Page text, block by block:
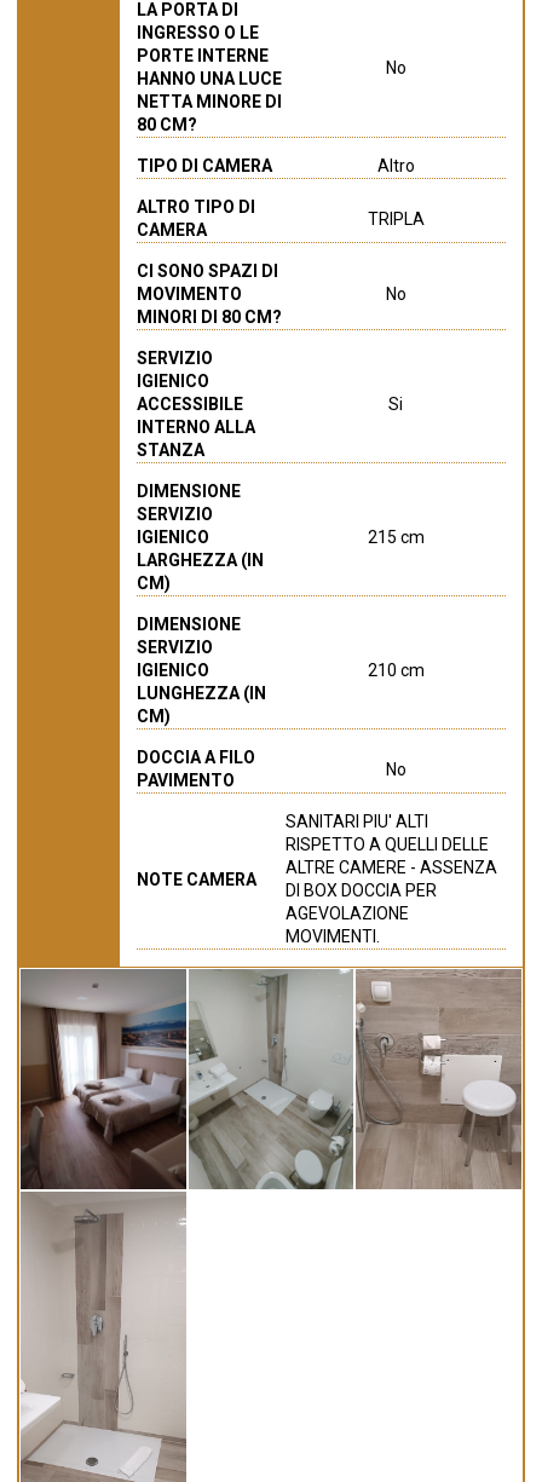
LA PORTA DI
INGRESSO O LE
PORTE INTERNE
HANNO UNA LUCE
NETTA MINORE DI
80 CM?
No
TIPO DI CAMERA Altro
ALTRO TIPO DI
CAMERA
TRIPLA
CI SONO SPAZI DI
MOVIMENTO
MINORI DI 80 CM?
No
SERVIZIO
IGIENICO
ACCESSIBILE
INTERNO ALLA
STANZA
Si
DIMENSIONE
SERVIZIO
IGIENICO
LARGHEZZA (IN
CM)
215 cm
DIMENSIONE
SERVIZIO
IGIENICO
LUNGHEZZA (IN
CM)
210 cm
DOCCIA A FILO
PAVIMENTO
No
NOTE CAMERA
SANITARI PIU' ALTI
RISPETTO A QUELLI DELLE
ALTRE CAMERE - ASSENZA
DI BOX DOCCIA PER
AGEVOLAZIONE
MOVIMENTI.